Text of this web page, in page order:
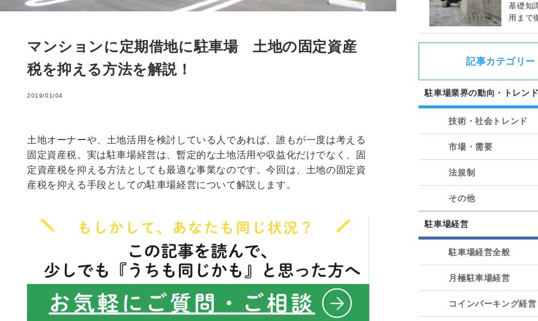
マンションに定期借地に駐車場 土地の固定資産
税を抑える方法を解説！
2019/01/04
土地オーナーや、土地活用を検討している人であれば、誰もが一度は考える
固定資産税。実は駐車場経営は、暫定的な土地活用や収益化だけでなく、固
定資産税を抑える方法としても最適な事業なのです。今回は、土地の固定資
産税を抑える手段としての駐車場経営について解説します。
基礎知
用まで
記事カテゴリー
駐車場業界の動向・トレン
技術・社会トレンド
市場・需要
法規制
その他
駐車場経営
駐車場経営全般
月極駐車場経営
コインパーキング経営